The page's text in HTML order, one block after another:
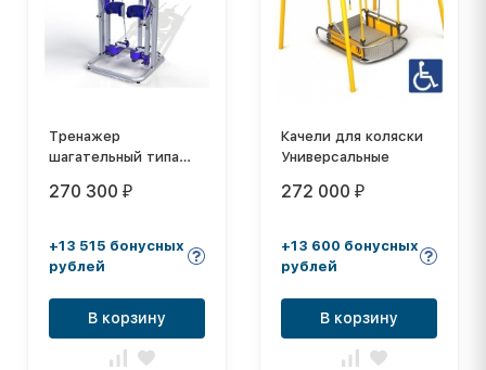
Тренажер
шагательный типа
270 300 ₽
+13 515 бонусных
рублей
В корзину
Качели для коляски
Универсальные
272 000 ₽
+13 600 бонусных
рублей
В корзину